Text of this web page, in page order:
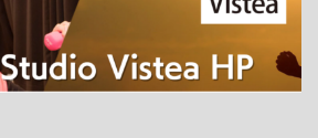
パーソナルトレーニング
ダイエット